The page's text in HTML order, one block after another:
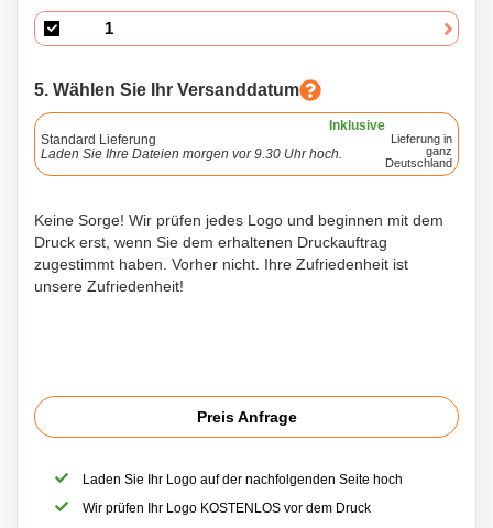
5. Wählen Sie Ihr Versanddatum
Inklusive
Standard Lieferung
Laden Sie Ihre Dateien morgen vor 9.30 Uhr hoch.
Lieferung in
ganz
Deutschland
Keine Sorge! Wir prüfen jedes Logo und beginnen mit dem
Druck erst, wenn Sie dem erhaltenen Druckauftrag
zugestimmt haben. Vorher nicht. Ihre Zufriedenheit ist
unsere Zufriedenheit!
Preis Anfrage
Laden Sie Ihr Logo auf der nachfolgenden Seite hoch
Wir prüfen Ihr Logo KOSTENLOS vor dem Druck